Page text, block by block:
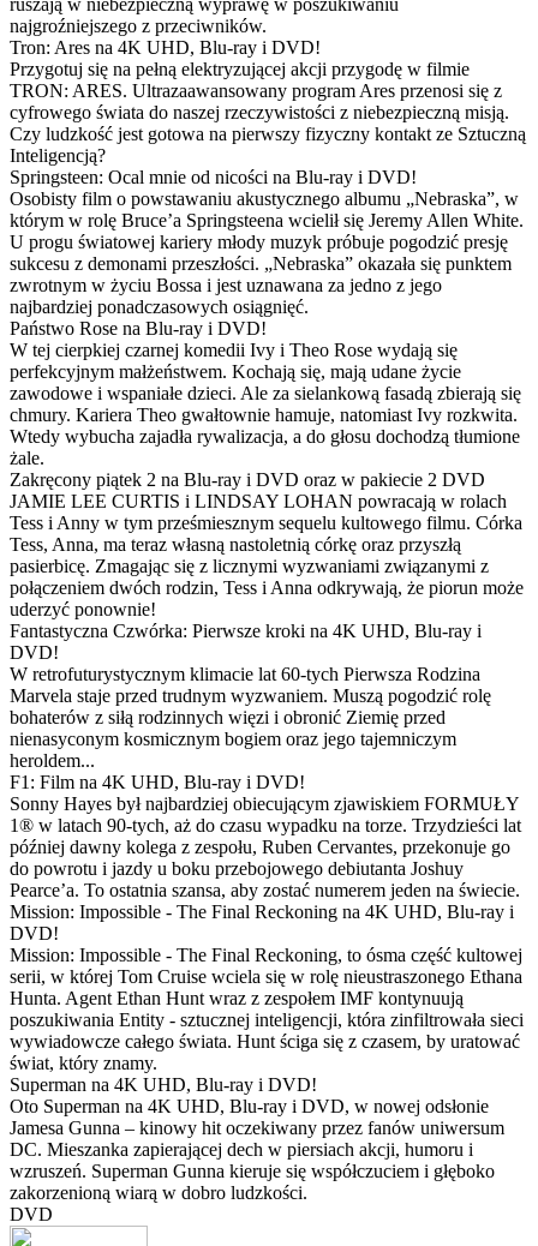
ruszają w niebezpieczną wyprawę w poszukiwaniu
najgroźniejszego z przeciwników.
Tron: Ares na 4K UHD, Blu-ray i DVD!
Przygotuj się na pełną elektryzującej akcji przygodę w filmie
TRON: ARES. Ultrazaawansowany program Ares przenosi się z
cyfrowego świata do naszej rzeczywistości z niebezpieczną misją.
Czy ludzkość jest gotowa na pierwszy fizyczny kontakt ze Sztuczną
Inteligencją?
Springsteen: Ocal mnie od nicości na Blu-ray i DVD!
Osobisty film o powstawaniu akustycznego albumu „Nebraska”, w
którym w rolę Bruce’a Springsteena wcielił się Jeremy Allen White.
U progu światowej kariery młody muzyk próbuje pogodzić presję
sukcesu z demonami przeszłości. „Nebraska” okazała się punktem
zwrotnym w życiu Bossa i jest uznawana za jedno z jego
najbardziej ponadczasowych osiągnięć.
Państwo Rose na Blu-ray i DVD!
W tej cierpkiej czarnej komedii Ivy i Theo Rose wydają się
perfekcyjnym małżeństwem. Kochają się, mają udane życie
zawodowe i wspaniałe dzieci. Ale za sielankową fasadą zbierają się
chmury. Kariera Theo gwałtownie hamuje, natomiast Ivy rozkwita.
Wtedy wybucha zajadła rywalizacja, a do głosu dochodzą tłumione
żale.
Zakręcony piątek 2 na Blu-ray i DVD oraz w pakiecie 2 DVD
JAMIE LEE CURTIS i LINDSAY LOHAN powracają w rolach
Tess i Anny w tym prześmiesznym sequelu kultowego filmu. Córka
Tess, Anna, ma teraz własną nastoletnią córkę oraz przyszłą
pasierbicę. Zmagając się z licznymi wyzwaniami związanymi z
połączeniem dwóch rodzin, Tess i Anna odkrywają, że piorun może
uderzyć ponownie!
Fantastyczna Czwórka: Pierwsze kroki na 4K UHD, Blu-ray i
DVD!
W retrofuturystycznym klimacie lat 60-tych Pierwsza Rodzina
Marvela staje przed trudnym wyzwaniem. Muszą pogodzić rolę
bohaterów z siłą rodzinnych więzi i obronić Ziemię przed
nienasyconym kosmicznym bogiem oraz jego tajemniczym
heroldem...
F1: Film na 4K UHD, Blu-ray i DVD!
Sonny Hayes był najbardziej obiecującym zjawiskiem FORMUŁY
1® w latach 90-tych, aż do czasu wypadku na torze. Trzydzieści lat
później dawny kolega z zespołu, Ruben Cervantes, przekonuje go
do powrotu i jazdy u boku przebojowego debiutanta Joshuy
Pearce’a. To ostatnia szansa, aby zostać numerem jeden na świecie.
Mission: Impossible - The Final Reckoning na 4K UHD, Blu-ray i
DVD!
Mission: Impossible - The Final Reckoning, to ósma część kultowej
serii, w której Tom Cruise wciela się w rolę nieustraszonego Ethana
Hunta. Agent Ethan Hunt wraz z zespołem IMF kontynuują
poszukiwania Entity - sztucznej inteligencji, która zinfiltrowała sieci
wywiadowcze całego świata. Hunt ściga się z czasem, by uratować
świat, który znamy.
Superman na 4K UHD, Blu-ray i DVD!
Oto Superman na 4K UHD, Blu-ray i DVD, w nowej odsłonie
Jamesa Gunna – kinowy hit oczekiwany przez fanów uniwersum
DC. Mieszanka zapierającej dech w piersiach akcji, humoru i
wzruszeń. Superman Gunna kieruje się współczuciem i głęboko
zakorzenioną wiarą w dobro ludzkości.
DVD